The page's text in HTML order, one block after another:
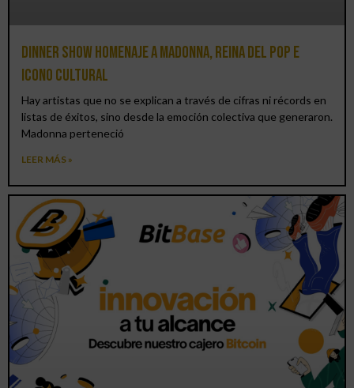
Dinner Show homenaje a Madonna, reina del pop e
icono cultural
Hay artistas que no se explican a través de cifras ni récords en
listas de éxitos, sino desde la emoción colectiva que generaron.
Madonna perteneció
LEER MÁS »